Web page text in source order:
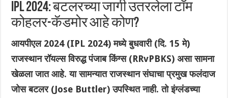
IPL 2024: बटलरच्या जागी उतरलेला टॉम
कोहलर-कॅडमोर आहे कोण?
आयपीएल 2024 (IPL 2024) मध्ये बुधवारी (दि. 15 मे)
राजस्थान रॉयल्स विरुद्ध पंजाब किंग्स (RRvPBKS) असा सामना
खेळला जात आहे. या सामन्यात राजस्थान संघाचा प्रमुख फलंदाज
जोस बटलर (Jose Buttler) उपस्थित नाही. तो इंग्लंडच्या